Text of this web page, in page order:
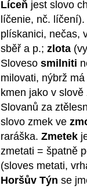
Líceň jest slovo
líčenie, nč.
plískanici, nečas,
sběř a p.; zlota
Sloveso smilniti
milovati, nýbrž
kmen jako v
Slovanů za
slovo zmek ve
raráška. Zmetek
zmetati = špatně
(sloves metati,
Horšův Týn se